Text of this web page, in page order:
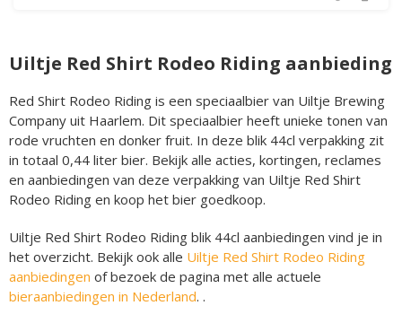
Uiltje Red Shirt Rodeo Riding aanbieding
Red Shirt Rodeo Riding is een speciaalbier van Uiltje Brewing
Company uit Haarlem. Dit speciaalbier heeft unieke tonen van
rode vruchten en donker fruit. In deze blik 44cl verpakking zit
in totaal 0,44 liter bier. Bekijk alle acties, kortingen, reclames
en aanbiedingen van deze verpakking van Uiltje Red Shirt
Rodeo Riding en koop het bier goedkoop.
Uiltje Red Shirt Rodeo Riding blik 44cl aanbiedingen vind je in
het overzicht. Bekijk ook alle Uiltje Red Shirt Rodeo Riding
aanbiedingen of bezoek de pagina met alle actuele
bieraanbiedingen in Nederland. .